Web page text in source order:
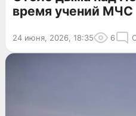
время учений МЧС
24 июня, 2026, 18:35 6